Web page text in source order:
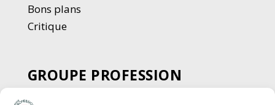
Bons plans
Critique
GROUPE PROFESSION
SPECTACLE